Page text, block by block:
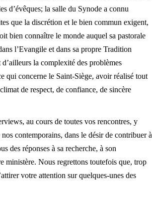
d’évêques; la salle du Synode a connu
que la discrétion et le bien commun exigent,
bien connaître le monde auquel sa pastorale
l’Evangile et dans sa propre Tradition
la complexité des problèmes
qui concerne le Saint-Siège, avoir réalisé tout
de respect, de confiance, de sincère
au cours de toutes vos rencontres, y
contemporains, dans le désir de contribuer à
des réponses à sa recherche, à son
ministère. Nous regrettons toutefois que, trop
votre attention sur quelques-unes des